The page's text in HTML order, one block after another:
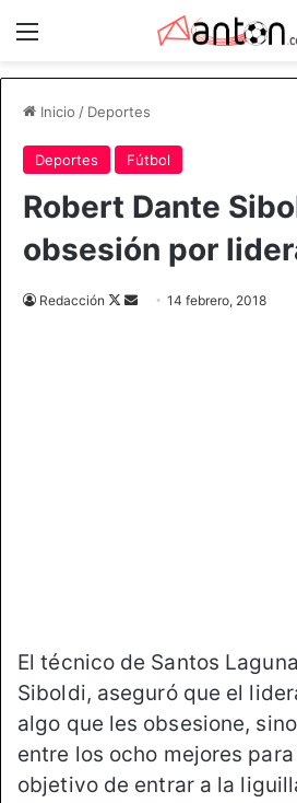
Inicio / Deportes
Deportes Fútbol
Robert Dante
obsesión por
Redacción
F
14 febrero, 2018
El técnico de Santos
Siboldi, aseguró que el
algo que les obsesione,
entre los ocho mejores
objetivo de entrar a la